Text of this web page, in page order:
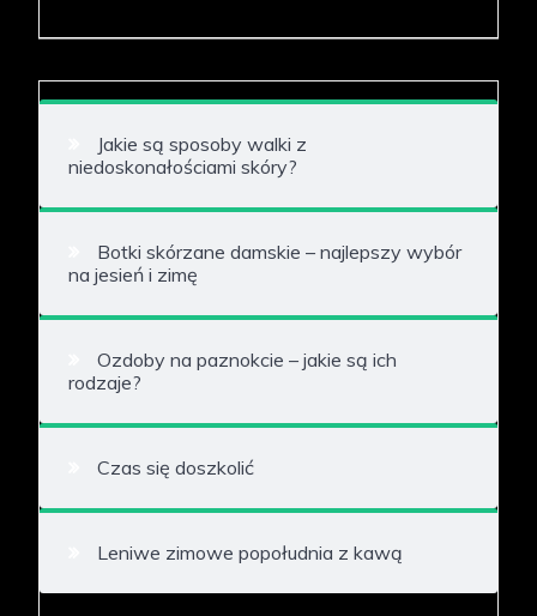
Jakie są sposoby walki z
niedoskonałościami skóry?
Botki skórzane damskie – najlepszy wybór
na jesień i zimę
Ozdoby na paznokcie – jakie są ich
rodzaje?
Czas się doszkolić
Leniwe zimowe popołudnia z kawą